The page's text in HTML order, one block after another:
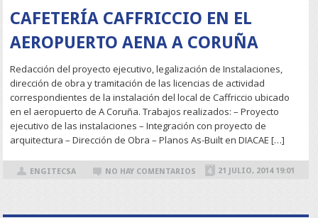
CAFETERÍA CAFFRICCIO EN EL
AEROPUERTO AENA A CORUÑA
Redacción del proyecto ejecutivo, legalización de Instalaciones,
dirección de obra y tramitación de las licencias de actividad
correspondientes de la instalación del local de Caffriccio ubicado
en el aeropuerto de A Coruña. Trabajos realizados: – Proyecto
ejecutivo de las instalaciones – Integración con proyecto de
arquitectura – Dirección de Obra – Planos As-Built en DIACAE […]
ENGITECSA NO HAY COMENTARIOS 21 JULIO, 2014 19:01